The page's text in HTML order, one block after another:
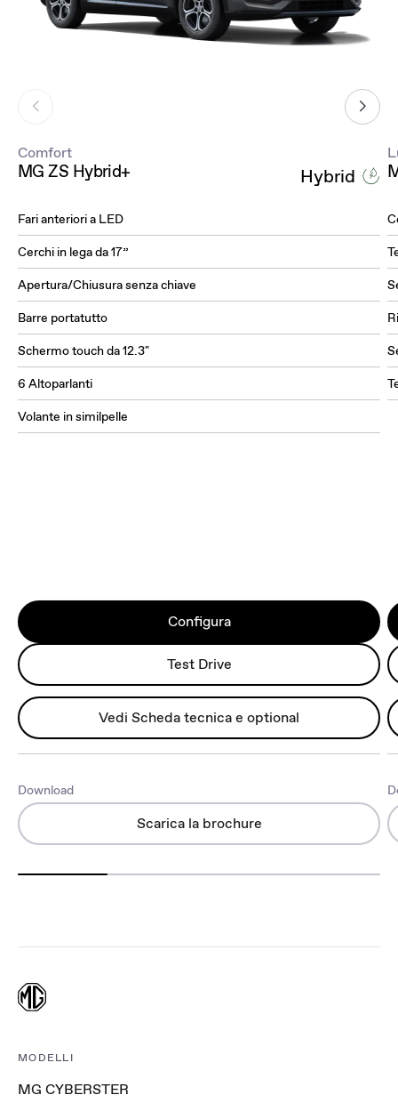
Comfort
MG ZS Hybrid+ Hybrid
Fari anteriori a LED
Cerchi in lega da 17”
Apertura/Chiusura senza chiave
Barre portatutto
Schermo touch da 12.3"
6 Altoparlanti
Volante in similpelle
Configura
Test Drive
Vedi Scheda tecnica e optional
Download
Scarica la brochure
MODELLI
MG CYBERSTER